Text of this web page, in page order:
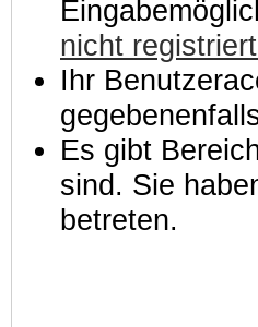
nicht
Ihr
Es gibt
sind. Sie
betreten.